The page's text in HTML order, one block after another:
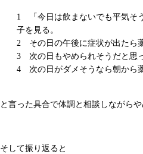
「今日は飲まないでも平気
子を見る。
その日の午後に症状が出たら
次の日もやめられそうだと思
次の日がダメそうなら朝から
と言った具合で体調と相談しながらや
そして振り返ると